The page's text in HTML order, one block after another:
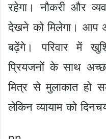
रहेगा। नौकरी और
देखने को मिलेगा। आप
बढ़ेंगे। परिवार में
प्रियजनों के साथ
मित्र से मुलाकात हो
लेकिन व्यायाम को